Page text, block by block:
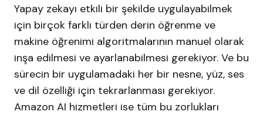
Yapay zekayı etkili bir şekilde uygulayabilmek
için birçok farklı türden derin öğrenme ve
makine öğrenimi algoritmalarının manuel olarak
inşa edilmesi ve ayarlanabilmesi gerekiyor. Ve bu
sürecin bir uygulamadaki her bir nesne, yüz, ses
ve dil özelliği için tekrarlanması gerekiyor.
Amazon AI hizmetleri ise tüm bu zorlukları